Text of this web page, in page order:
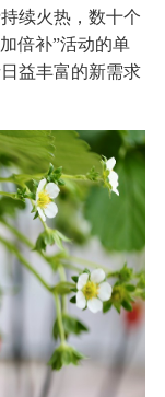
续火热，数十个
倍补”活动的单
益丰富的新需求